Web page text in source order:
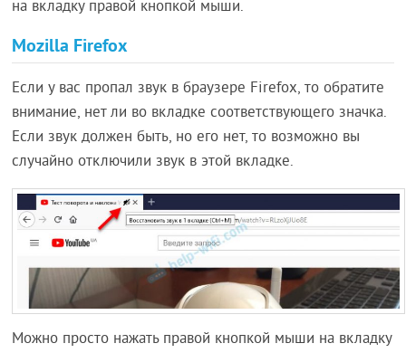
на вкладку правой кнопкой мыши.
Mozilla Firefox
Если у вас пропал звук в браузере Firefox, то обратите
внимание, нет ли во вкладке соответствующего значка.
Если звук должен быть, но его нет, то возможно вы
случайно отключили звук в этой вкладке.
Можно просто нажать правой кнопкой мыши на вкладку